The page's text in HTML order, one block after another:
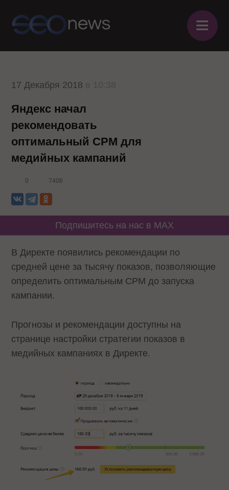
≡
17 Декабря 2018
Яндекс начал
рекомендовать
оптимальный CPM для
медийных кампаний
0 7406
Подпишитесь на нас в MAX
В Директе появились рекомендации по
средней цене за тысячу показов, позволяющие
определить оптимальным CPM до запуска
кампании.
Прогнозы и рекомендации доступны на
странице настройки стратегии показов в
медийных кампаниях в Директе.